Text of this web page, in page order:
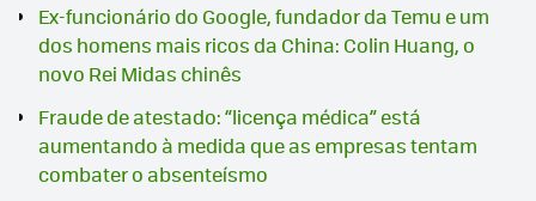
Ex-funcionário do Google, fundador da Temu e um
dos homens mais ricos da China: Colin Huang, o
novo Rei Midas chinês
Fraude de atestado: “licença médica” está
aumentando à medida que as empresas tentam
combater o absenteísmo